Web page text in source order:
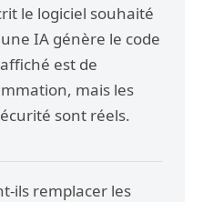
le logiciel souhaité
IA génère le code
est de
mais les
sont réels.
ils remplacer les